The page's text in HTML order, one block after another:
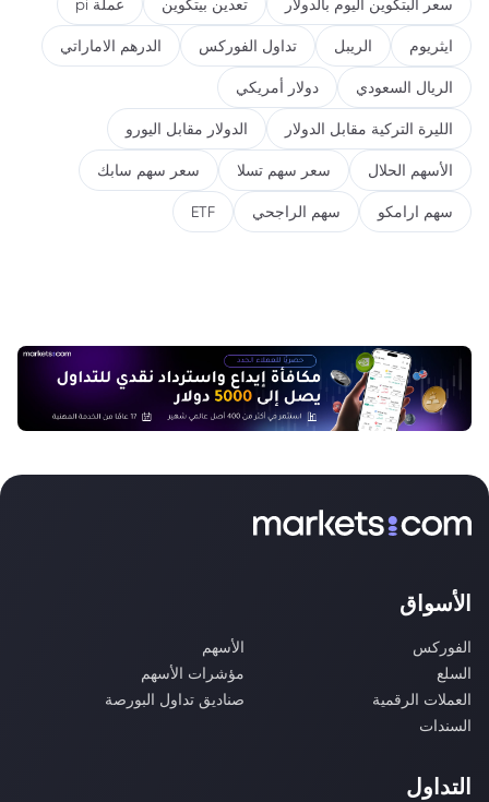
سعر البتكوين اليوم بالدولار تعدين بيتكوين عملة pi
ايثريوم الريبل تداول الفوركس الدرهم الاماراتي
الريال السعودي دولار أمريكي
الليرة التركية مقابل الدولار الدولار مقابل اليورو
الأسهم الحلال سعر سهم تسلا سعر سهم سابك
سهم ارامكو سهم الراجحي ETF
الأسواق
الفوركس
الأسهم
السلع
مؤشرات الأسهم
العملات الرقمية
صناديق تداول البورصة
السندات
التداول